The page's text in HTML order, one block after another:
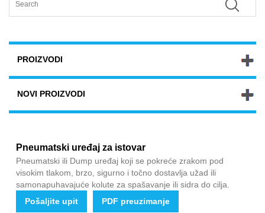
PROIZVODI
NOVI PROIZVODI
Pneumatski uređaj za istovar
Pneumatski ili Dump uređaj koji se pokreće zrakom pod
visokim tlakom, brzo, sigurno i točno dostavlja užad ili
samonapuhavajuće kolute za spašavanje ili sidra do cilja.
Pošaljite upit
PDF preuzimanje